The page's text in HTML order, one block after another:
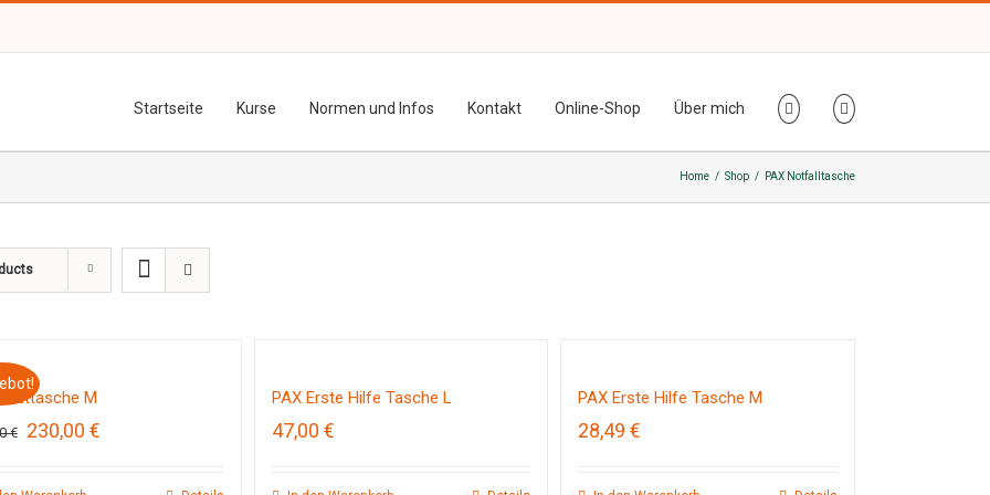
Startseite Kurse Normen und Infos Kontakt Online-Shop Über mich
Home / Shop / PAX Notfalltasche
M
€
Ursprünglicher
230,00 €Aktueller
PAX Erste Hilfe Tasche L
47,00 €
PAX Erste Hilfe Tasche M
28,49€